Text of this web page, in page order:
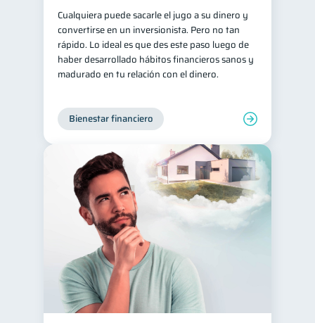
Cualquiera puede sacarle el jugo a su dinero y
convertirse en un inversionista. Pero no tan
rápido. Lo ideal es que des este paso luego de
haber desarrollado hábitos financieros sanos y
madurado en tu relación con el dinero.
Bienestar financiero